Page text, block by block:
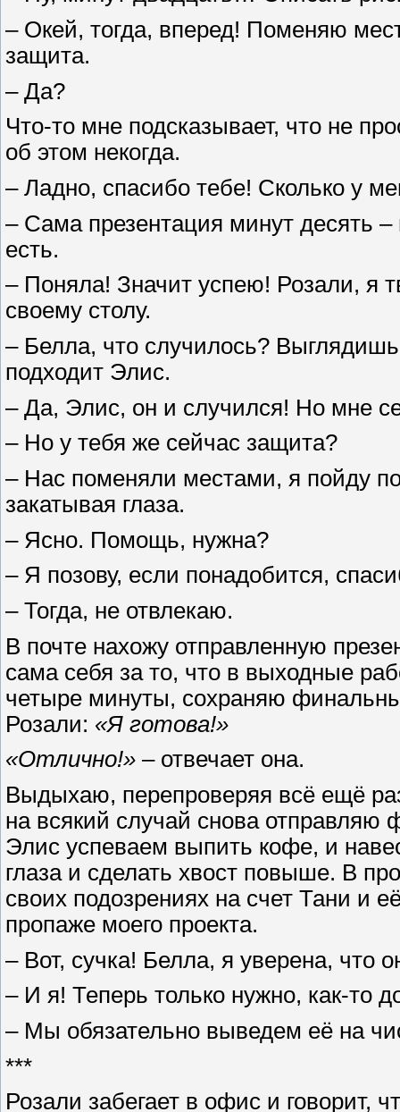
– Окей, тогда, вперед! Поменяю
защита.
– Да?
Что-то мне подсказывает, что не
об этом некогда.
– Ладно, спасибо тебе! Сколько у
– Сама презентация минут десять
есть.
– Поняла! Значит успею! Розали, я
своему столу.
– Белла, что случилось?
подходит Элис.
– Да, Элис, он и случился! Но мне
– Но у тебя же сейчас защита?
– Нас поменяли местами, я пойду
закатывая глаза.
– Ясно. Помощь, нужна?
– Я позову, если понадобится,
– Тогда, не отвлекаю.
В почте нахожу отправленную
сама себя за то, что в выходные
четыре минуты, сохраняю
Розали: «Я готова!»
«Отлично!» – отвечает она.
Выдыхаю, перепроверяя всё ещё
на всякий случай снова
Элис успеваем выпить кофе, и
глаза и сделать хвост повыше. В
своих подозрениях на счет Тани и
пропаже моего проекта.
– Вот, сучка! Белла, я уверена, что
– И я! Теперь только нужно, как-то
– Мы обязательно выведем её на
***
Розали забегает в офис и говорит,